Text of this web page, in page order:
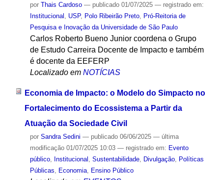
por Thais Cardoso — publicado01/07/2025 — registrado em:
Institucional
USP, Polo Ribeirão Preto, Pró-Reitoria de
Pesquisa e Inovação da Universidade de São Paulo
Carlos Roberto Bueno Junior coordena o Grupo
de Estudo Carreira Docente de Impacto e também
é docente da EEFERP
Localizado em NOTÍCIAS
Economia de Impacto: o Modelo do Simpacto no
Fortalecimento do Ecossistema a Partir da
Atuação da Sociedade Civil
por Sandra Sedini — publicado06/06/2025 — última
modificação01/07/2025 10:03 — registrado em: Evento
público, Institucional , Sustentabilidade, Divulgação, Políticas
Públicas, Economia, Ensino Público